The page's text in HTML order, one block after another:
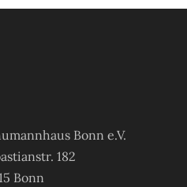
Bonn e.V.
182
Bonn